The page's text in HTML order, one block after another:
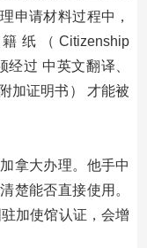
申请材料过程中，
纸（Citizenship
过 中英文翻译、
加证明书） 才能被
拿大办理。他手中
楚能否直接使用。
加使馆认证，会增